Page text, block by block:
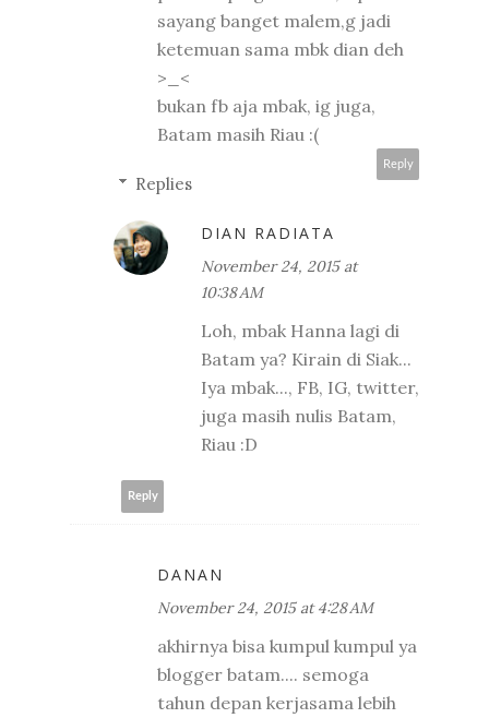
sayang banget malem,g jadi
ketemuan sama mbk dian deh
>_<
bukan fb aja mbak, ig juga,
Batam masih Riau :(
Reply
Replies
DIAN RADIATA
November 24, 2015 at
10:38 AM
Loh, mbak Hanna lagi di
Batam ya? Kirain di Siak...
Iya mbak..., FB, IG, twitter,
juga masih nulis Batam,
Riau :D
Reply
DANAN
November 24, 2015 at 4:28 AM
akhirnya bisa kumpul kumpul ya
blogger batam.... semoga
tahun depan kerjasama lebih